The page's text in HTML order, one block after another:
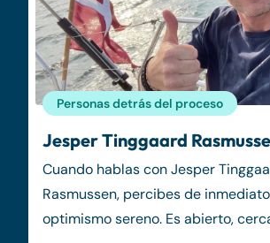
Jesper Tinggaard
Cuando hablas con Jesper
Rasmussen, percibes de
optimismo sereno. Es abierto,
Personas detrás del proceso